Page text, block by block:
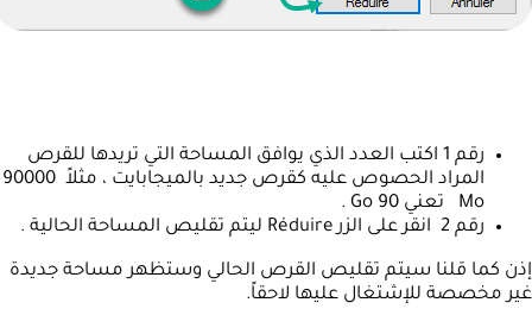
رقم 1 اكتب العدد الذي يوافق المساحة التي تريدها للقرص
المراد الحصوص عليه كقرص جديد بالميجابايت ، مثلاً 90000
Mo تعني 90 Go .
رقم 2 انقر على الزر Réduire ليتم تقليص المساحة الحالية .
إذن كما قلنا سيتم تقليص القرص الحالي وستظهر مساحة جديدة
غير مخصصة للإشتغال عليها لاحقاً.